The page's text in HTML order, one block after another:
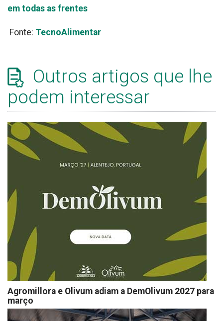
em todas as frentes
Fonte: TecnoAlimentar
Outros artigos que lhe
podem interessar
Agromillora e Olivum adiam a DemOlivum 2027 para
março